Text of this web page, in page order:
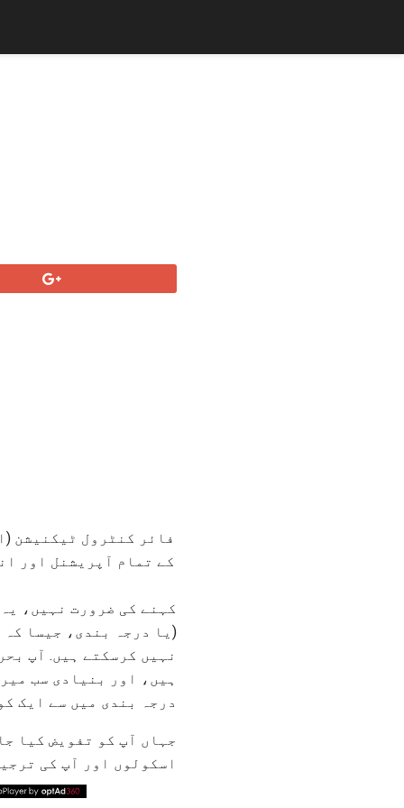
کے تمام آپریشنل اور
کہنے کی ضرورت نہیں، یہ
(یا درجہ بندی، جیسا
نہیں کرسکتے ہیں. آپ
ہیں، اور بنیادی سب
درجہ بندی میں سے ایک
جہاں آپ کو تفویض کیا
اسکولوں اور آپ کی